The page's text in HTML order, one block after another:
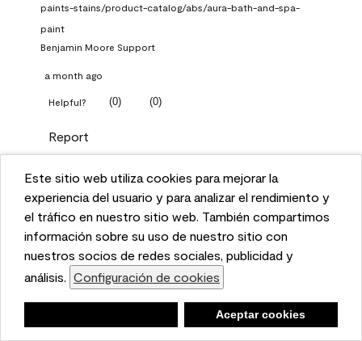
This website uses cookies to enhance user experience
and to analyze performance and traffic on our website.
We also share information about your use of our site
with our social media, advertising, and analytics
partners. Cookie Settings
Accept Cookies
Este sitio web utiliza cookies para mejorar la
experiencia del usuario y para analizar el rendimiento y
el tráfico en nuestro sitio web. También compartimos
información sobre su uso de nuestro sitio con
nuestros socios de redes sociales, publicidad y
análisis. Configuración de cookies
Aceptar cookies
paints-stains/product-catalog/abs/aura-bath-and-spa-
paint
Benjamin Moore Support
a month ago
Helpful? (0) (0)
Report
Q: What Aura paint color
should I use in north facing
entryway?
1 Answer